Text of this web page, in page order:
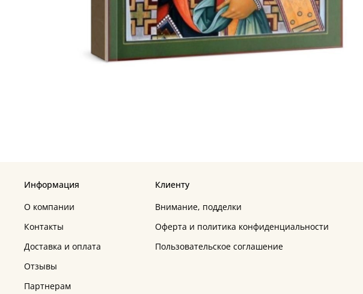
Информация
О компании
Контакты
Доставка и оплата
Отзывы
Партнерам
Клиенту
Внимание, подделки
Оферта и политика конфиденциальности
Пользовательское соглашение